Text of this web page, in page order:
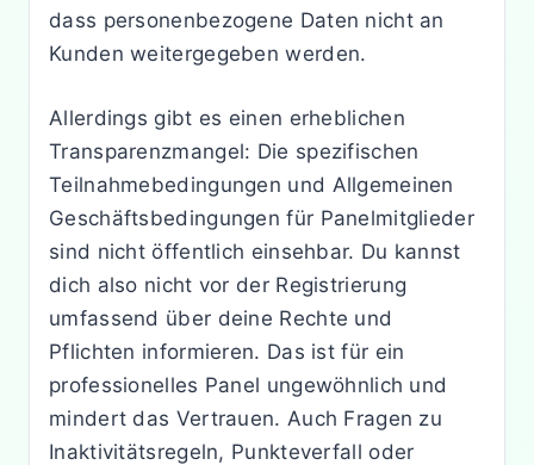
dass personenbezogene Daten nicht an
Kunden weitergegeben werden.
Allerdings gibt es einen erheblichen
Transparenzmangel: Die spezifischen
Teilnahmebedingungen und Allgemeinen
Geschäftsbedingungen für Panelmitglieder
sind nicht öffentlich einsehbar. Du kannst
dich also nicht vor der Registrierung
umfassend über deine Rechte und
Pflichten informieren. Das ist für ein
professionelles Panel ungewöhnlich und
mindert das Vertrauen. Auch Fragen zu
Inaktivitätsregeln, Punkteverfall oder